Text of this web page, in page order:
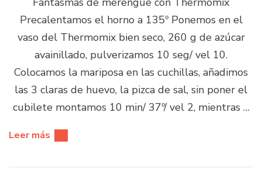
Precalentamos el horno a 135º Ponemos en el
vaso del Thermomix bien seco, 260 g de azúcar
avainillado, pulverizamos 10 seg/ vel 10.
Colocamos la mariposa en las cuchillas, añadimos
las 3 claras de huevo, la pizca de sal, sin poner el
cubilete montamos 10 min/ 37º/ vel 2, mientras …
Leer más